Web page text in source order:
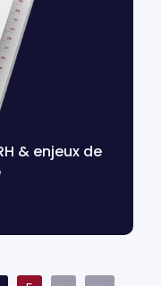
& enjeux de